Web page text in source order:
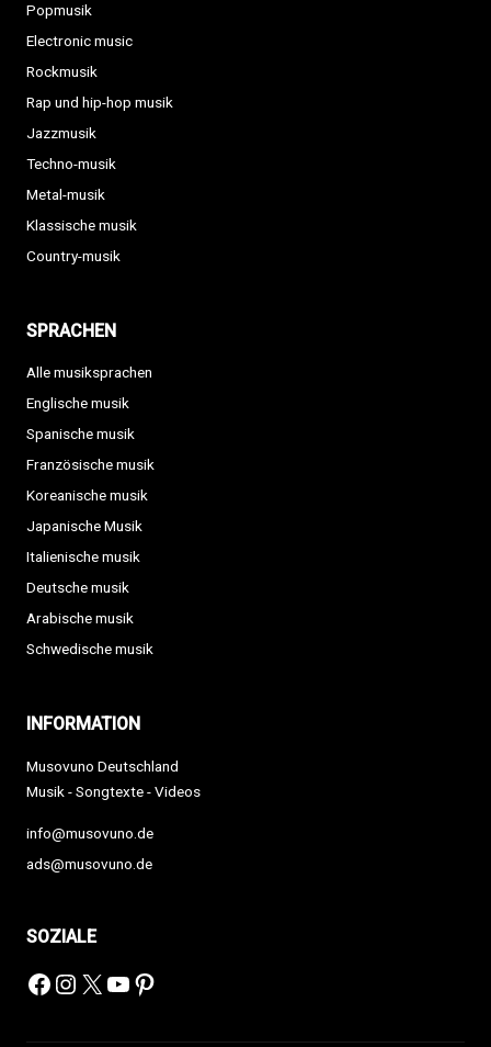
Popmusik
Electronic music
Rockmusik
Rap und hip-hop musik
Jazzmusik
Techno-musik
Metal-musik
Klassische musik
Country-musik
SPRACHEN
Alle musiksprachen
Englische musik
Spanische musik
Französische musik
Koreanische musik
Japanische Musik
Italienische musik
Deutsche musik
Arabische musik
Schwedische musik
INFORMATION
Musovuno Deutschland
Musik - Songtexte - Videos
info@musovuno.de
ads@musovuno.de
SOZIALE
Facebook
Instagram
X YouTube
Pinterest